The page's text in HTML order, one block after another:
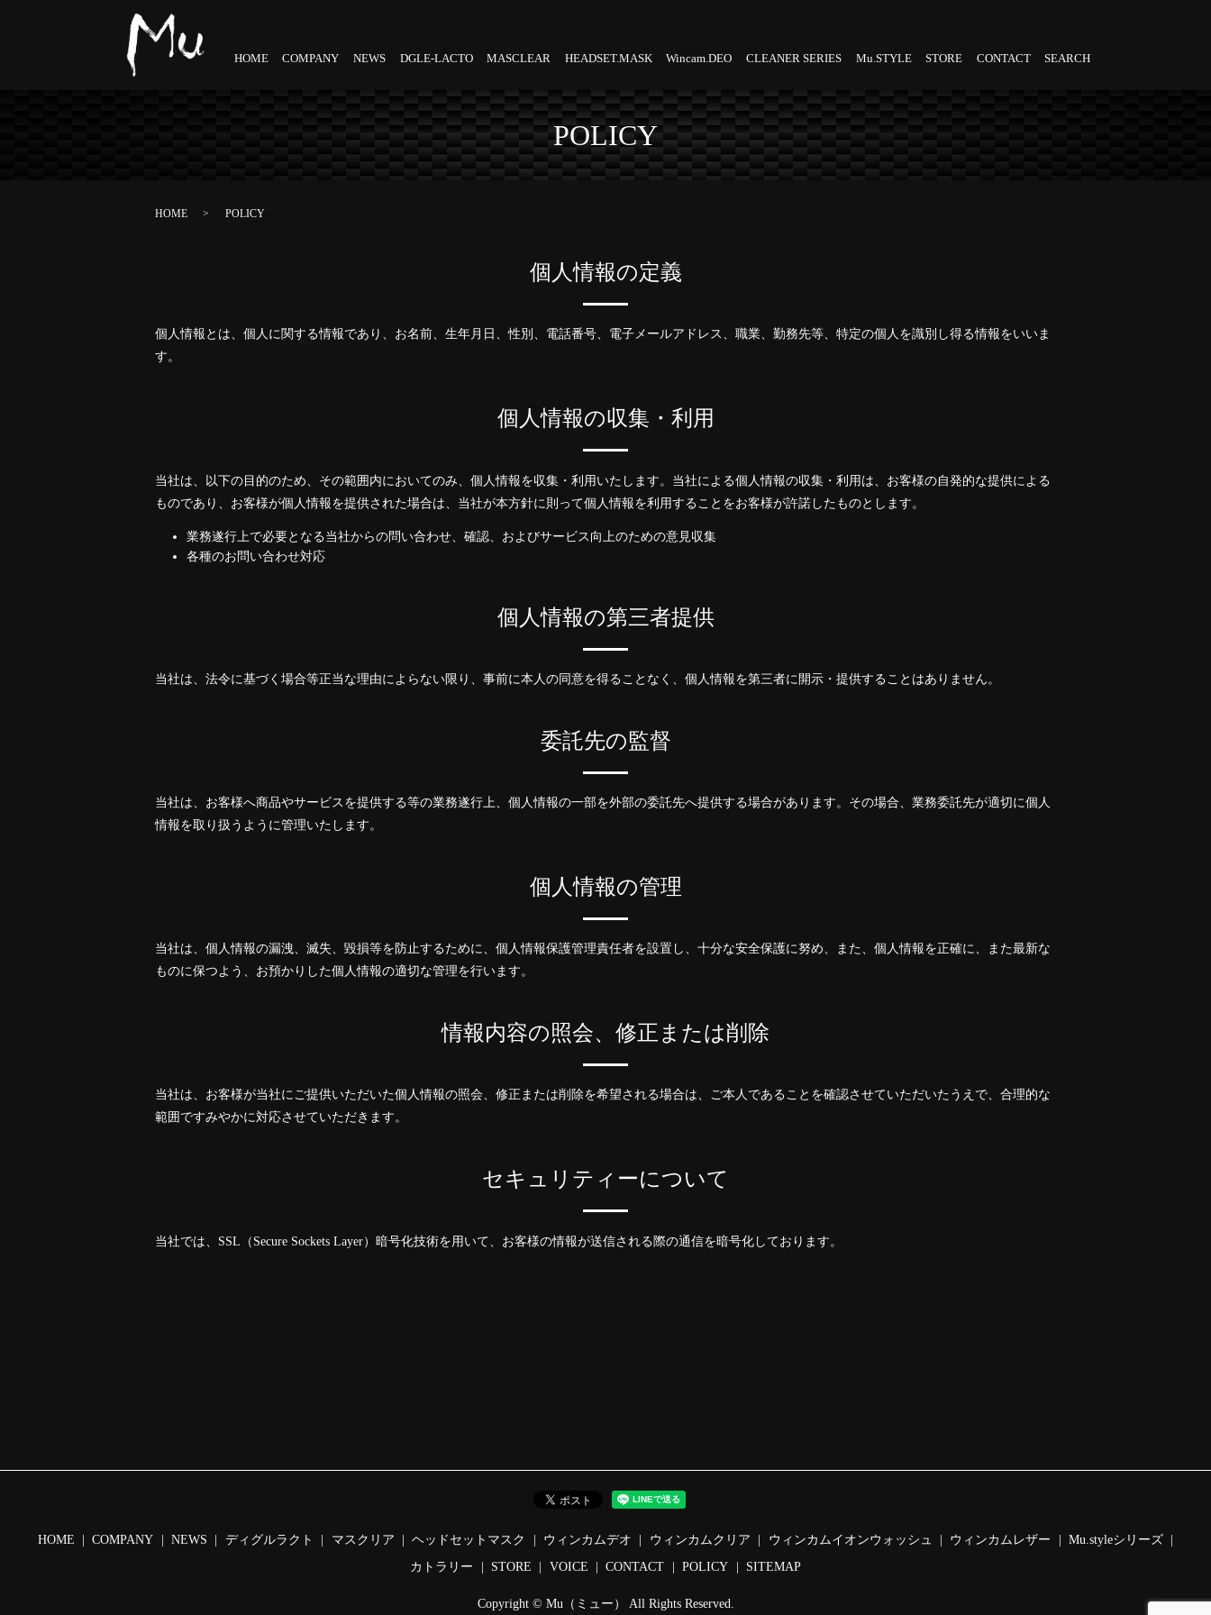
HOME COMPANY NEWS DGLE-LACTO MASCLEAR HEADSET.MASK Wincam.DEO CLEANER SERIES Mu.STYLE STORE CONTACT SEARCH
POLICY
HOME POLICY
個人情報の定義
個人情報とは、個人に関する情報であり、お名前、生年月日、性別、電話番号、電子メールアドレス、職業、勤務先等、特定の個人を識別し得る情報をいいま
す。
個人情報の収集・利用
当社は、以下の目的のため、その範囲内においてのみ、個人情報を収集・利用いたします。当社による個人情報の収集・利用は、お客様の自発的な提供による
ものであり、お客様が個人情報を提供された場合は、当社が本方針に則って個人情報を利用することをお客様が許諾したものとします。
業務遂行上で必要となる当社からの問い合わせ、確認、およびサービス向上のための意見収集
各種のお問い合わせ対応
個人情報の第三者提供
当社は、法令に基づく場合等正当な理由によらない限り、事前に本人の同意を得ることなく、個人情報を第三者に開示・提供することはありません。
委託先の監督
当社は、お客様へ商品やサービスを提供する等の業務遂行上、個人情報の一部を外部の委託先へ提供する場合があります。その場合、業務委託先が適切に個人
情報を取り扱うように管理いたします。
個人情報の管理
当社は、個人情報の漏洩、滅失、毀損等を防止するために、個人情報保護管理責任者を設置し、十分な安全保護に努め、また、個人情報を正確に、また最新な
ものに保つよう、お預かりした個人情報の適切な管理を行います。
情報内容の照会、修正または削除
当社は、お客様が当社にご提供いただいた個人情報の照会、修正または削除を希望される場合は、ご本人であることを確認させていただいたうえで、合理的な
範囲ですみやかに対応させていただきます。
セキュリティーについて
当社では、SSL（Secure Sockets Layer）暗号化技術を用いて、お客様の情報が送信される際の通信を暗号化しております。
HOME COMPANY NEWS ディグルラクト マスクリア ヘッドセットマスク ウィンカムデオ ウィンカムクリア ウィンカムイオンウォッシュ ウィンカムレザー
Mu.styleシリーズ
カトラリー
STORE VOICE CONTACT POLICY SITEMAP
Copyright © Mu（ミュー） All Rights Reserved.